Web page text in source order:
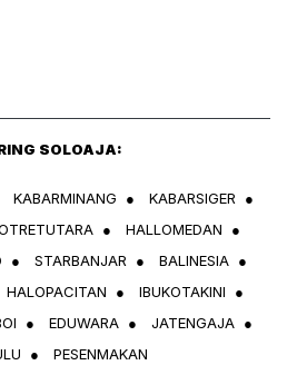
SOLOAJA:
KABARMINANG ● KABARSIGER
●
● HALLOMEDAN
●
● STARBANJAR ● BALINESIA ●
HALOPACITAN ● IBUKOTAKINI
●
● EDUWARA ● JATENGAJA ●
● PESENMAKAN